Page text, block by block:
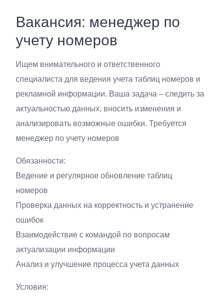
Вакансия: менеджер по
учету номеров
Ищем внимательного и ответственного
специалиста для ведения учета таблиц номеров и
рекламной информации. Ваша задача – следить за
актуальностью данных, вносить изменения и
анализировать возможные ошибки. Требуется
менеджер по учету номеров
Обязанности:
Ведение и регулярное обновление таблиц
номеров
Проверка данных на корректность и устранение
ошибок
Взаимодействие с командой по вопросам
актуализации информации
Анализ и улучшение процесса учета данных
Условия: